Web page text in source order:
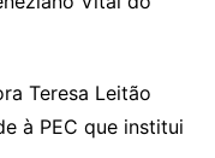
Teresa Leitão
à PEC que institui